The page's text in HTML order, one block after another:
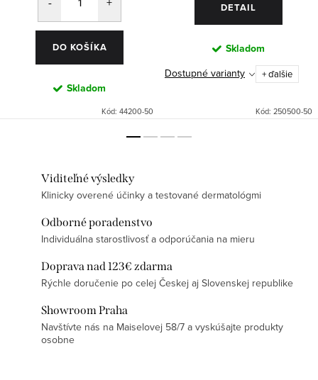
DO KOŠÍKA
Skladom
Kód: 44200-50
DETAIL
Skladom
Dostupné varianty + ďalšie
Kód: 250500-50
Viditeľné výsledky
Klinicky overené účinky a testované dermatológmi
Odborné poradenstvo
Individuálna starostlivosť a odporúčania na mieru
Doprava nad 123€ zdarma
Rýchle doručenie po celej Českej aj Slovenskej republike
Showroom Praha
Navštívte nás na Maiselovej 58/7 a vyskúšajte produkty
osobne